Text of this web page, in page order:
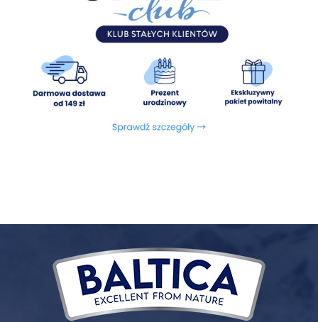
fruktooligosacharydy (FOS). Naturalny przeciwutleniacz z
tokoferolem i wyciągiem z rozmarynu.
*Proporcja gatunkowa ryb może się zmieniać w zależności
od sezonu połowu.
Wykluczone potencjalne alergeny:
białka i tłuszcze
zwierzęce inne niż łosoś (w tym kurczak i hydrolizaty
groch (w tym zielony groszek) oraz inne rośliny strączkowe
Fosfor (P) 1%
Dodatki dietetyczne/kg:witamina A (3a672a) 18000 j.m.,
witamina D3 (3a671) 1500 j.m., witamina E 500 mg, biotyna
100 μg, żelazo (siarczan żelaza (ii), monohydrat; 3b103) 10
mg, jod (bezwodny jodan wapnia; 3b202) 150 μg, miedź
(siarczan miedzi, pentahydrat; E4) 1,25 mg, mangan